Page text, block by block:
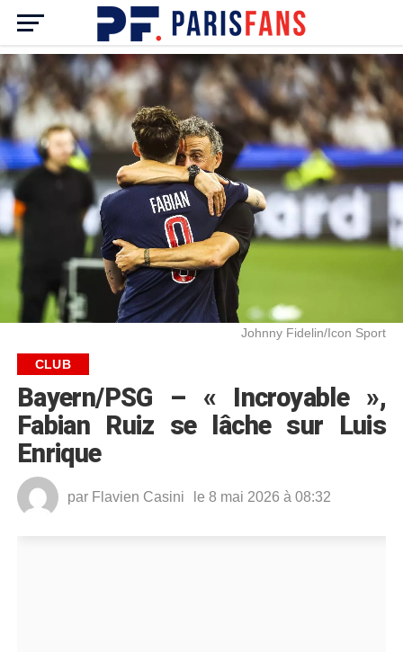
Johnny Fidelin/Icon Sport
CLUB
Bayern/PSG – « Incroyable »,
Fabian Ruiz se lâche sur Luis
Enrique
par Flavien Casini le 8 mai 2026 à 08:32